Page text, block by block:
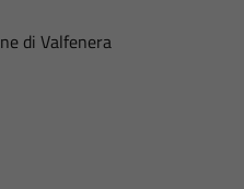
di Valfenera